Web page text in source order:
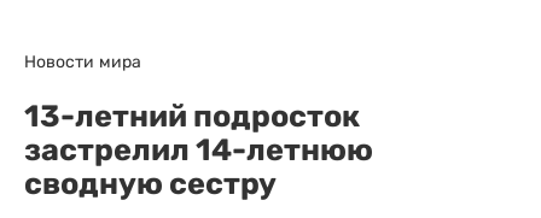
Новости мира
13-летний подросток
застрелил 14-летнюю
сводную сестру